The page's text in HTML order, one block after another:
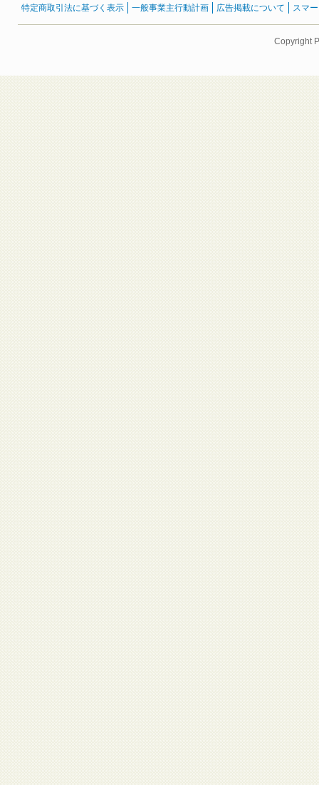
特定商取引法に基づく表示
一般事業主行動計画 広告掲載について スマ
Copyright